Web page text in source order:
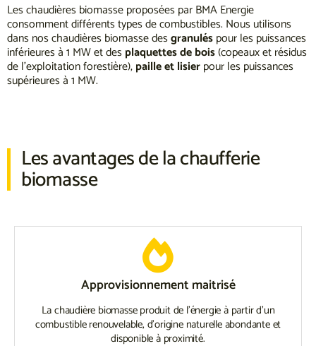
Les chaudières biomasse proposées par BMA Energie
consomment différents types de combustibles. Nous utilisons
dans nos chaudières biomasse desgranuléspour les puissances
inférieures à 1 MW et desplaquettes de bois(copeaux et résidus
de l’exploitation forestière),paille et lisierpour les puissances
supérieures à 1 MW.
Les avantages de la chaufferie
biomasse​
Approvisionnement maitrisé
La chaudière biomasse produit de l’énergie à partir d’un
combustible renouvelable, d’origine naturelle abondante et
disponible à proximité.